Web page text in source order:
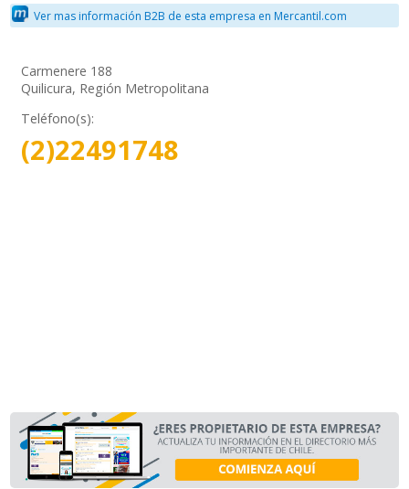
Ver mas información B2B de esta empresa en Mercantil.com
Carmenere 188
Quilicura, Región Metropolitana
Teléfono(s):
(2)22491748